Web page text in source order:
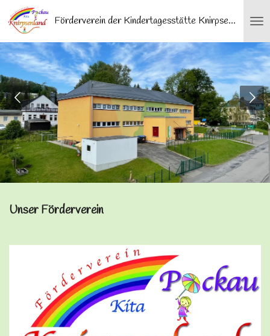
Zum
Hauptinhalt
springen
Förderverein der Kindertagesstätte Knirpsenland Pockau e.V.
Unser Förderverein